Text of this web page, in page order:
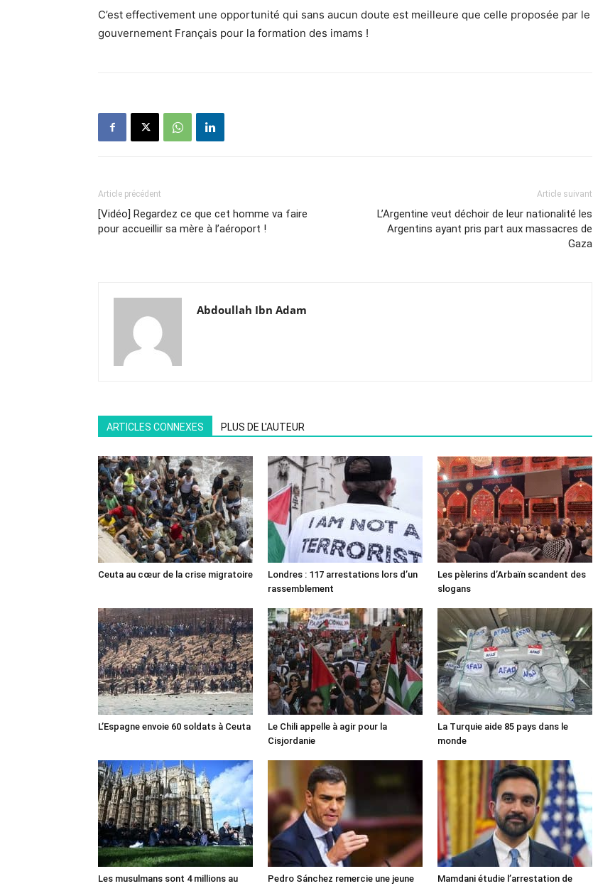
C’est effectivement une opportunité qui sans aucun doute est meilleure que celle proposée par le
gouvernement Français pour la formation des imams !
Article précédent
[Vidéo] Regardez ce que cet homme va faire
pour accueillir sa mère à l’aéroport !
Article suivant
L’Argentine veut déchoir de leur nationalité les
Argentins ayant pris part aux massacres de
Gaza
Abdoullah Ibn Adam
ARTICLES CONNEXES PLUS DE L'AUTEUR
Ceuta au cœur de la crise migratoire
Londres : 117 arrestations lors d’un
rassemblement
Les pèlerins d’Arbaïn scandent des
slogans
L’Espagne envoie 60 soldats à Ceuta
Le Chili appelle à agir pour la
Cisjordanie
La Turquie aide 85 pays dans le
monde
Les musulmans sont 4 millions au Pedro Sánchez remercie une jeune Mamdani étudie l’arrestation de